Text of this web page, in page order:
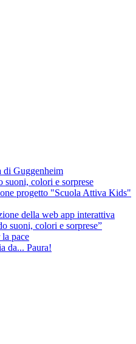
di Guggenheim
suoni, colori e sorprese
progetto "Scuola Attiva Kids"
della web app interattiva
suoni, colori e sorprese”
pace
da... Paura!